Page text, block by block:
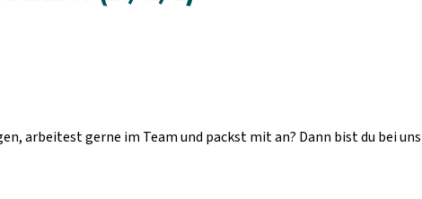
arbeitest gerne im Team und packst mit an? Dann bist du bei uns